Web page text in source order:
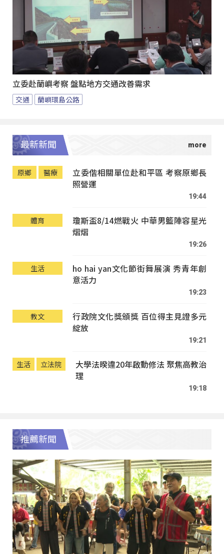
立委赴蘭嶼考察 盤點地方交通改善需求
交通 蘭嶼環島公路
最新新聞
原鄉 醫療
立委偕相關單位赴和平區 考察原鄉長
照營運
19:44
體育
瓊斯盃8/14燃戰火 中華男籃陣容星光
熠熠
19:26
生活
ho hai yan文化節街舞展演 秀青年創
意活力
19:23
教文
行政院文化獎頒獎 百位得主見證多元
綻放
19:21
生活 立法院
大學法暌違20年啟動修法 聚焦高教治
理
19:18
推薦新聞